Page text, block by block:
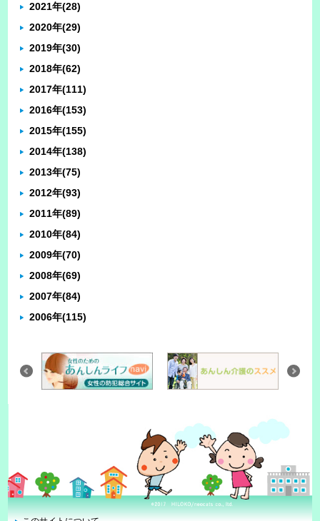
2021年(28)
2020年(29)
2019年(30)
2018年(62)
2017年(111)
2016年(153)
2015年(155)
2014年(138)
2013年(75)
2012年(93)
2011年(89)
2010年(84)
2009年(70)
2008年(69)
2007年(84)
2006年(115)